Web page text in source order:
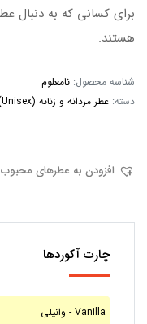
برای کسانی که به دنبال
هستند.
شناسه محصول: نامعلوم
دسته: عطر مردانه و زنانه (Unisex)
افزودن به عطرهای
چارت آکوردها
وانیلی - Vanilla